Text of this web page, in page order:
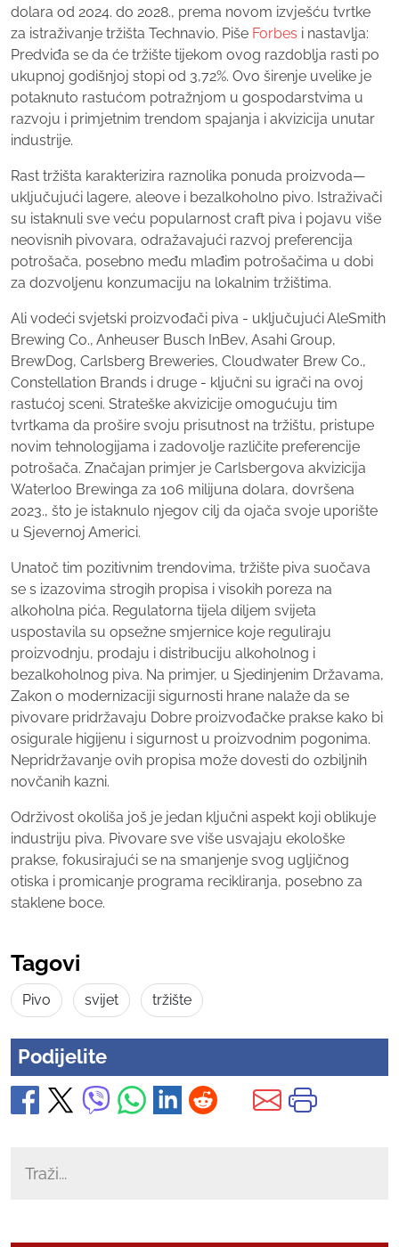
dolara od 2024. do 2028., prema novom izvješću tvrtke
za istraživanje tržišta Technavio. Piše Forbes i nastavlja:
Predviđa se da će tržište tijekom ovog razdoblja rasti po
ukupnoj godišnjoj stopi od 3,72%. Ovo širenje uvelike je
potaknuto rastućom potražnjom u gospodarstvima u
razvoju i primjetnim trendom spajanja i akvizicija unutar
industrije.
Rast tržišta karakterizira raznolika ponuda proizvoda—
uključujući lagere, aleove i bezalkoholno pivo. Istraživači
su istaknuli sve veću popularnost craft piva i pojavu više
neovisnih pivovara, odražavajući razvoj preferencija
potrošača, posebno među mlađim potrošačima u dobi
za dozvoljenu konzumaciju na lokalnim tržištima.
Ali vodeći svjetski proizvođači piva - uključujući AleSmith
Brewing Co., Anheuser Busch InBev, Asahi Group,
BrewDog, Carlsberg Breweries, Cloudwater Brew Co.,
Constellation Brands i druge - ključni su igrači na ovoj
rastućoj sceni. Strateške akvizicije omogućuju tim
tvrtkama da prošire svoju prisutnost na tržištu, pristupe
novim tehnologijama i zadovolje različite preferencije
potrošača. Značajan primjer je Carlsbergova akvizicija
Waterloo Brewinga za 106 milijuna dolara, dovršena
2023., što je istaknulo njegov cilj da ojača svoje uporište
u Sjevernoj Americi.
Unatoč tim pozitivnim trendovima, tržište piva suočava
se s izazovima strogih propisa i visokih poreza na
alkoholna pića. Regulatorna tijela diljem svijeta
uspostavila su opsežne smjernice koje reguliraju
proizvodnju, prodaju i distribuciju alkoholnog i
bezalkoholnog piva. Na primjer, u Sjedinjenim Državama,
Zakon o modernizaciji sigurnosti hrane nalaže da se
pivovare pridržavaju Dobre proizvođačke prakse kako bi
osigurale higijenu i sigurnost u proizvodnim pogonima.
Nepridržavanje ovih propisa može dovesti do ozbiljnih
novčanih kazni.
Održivost okoliša još je jedan ključni aspekt koji oblikuje
industriju piva. Pivovare sve više usvajaju ekološke
prakse, fokusirajući se na smanjenje svog ugljičnog
otiska i promicanje programa recikliranja, posebno za
staklene boce.
Tagovi
Pivo svijet tržište
Podijelite